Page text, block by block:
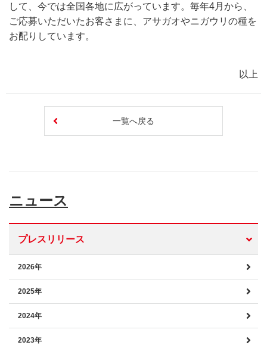
して、今では全国各地に広がっています。毎年4月から、
ご応募いただいたお客さまに、アサガオやニガウリの種を
お配りしています。
以上
一覧へ戻る
ニュース
プレスリリース
2026年
2025年
2024年
2023年